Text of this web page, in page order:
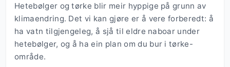
Hetebølger og tørke blir meir hyppige på grunn av
klimaendring. Det vi kan gjøre er å vere forberedt: å
ha vatn tilgjengeleg, å sjå til eldre naboar under
hetebølger, og å ha ein plan om du bur i tørke-
område.